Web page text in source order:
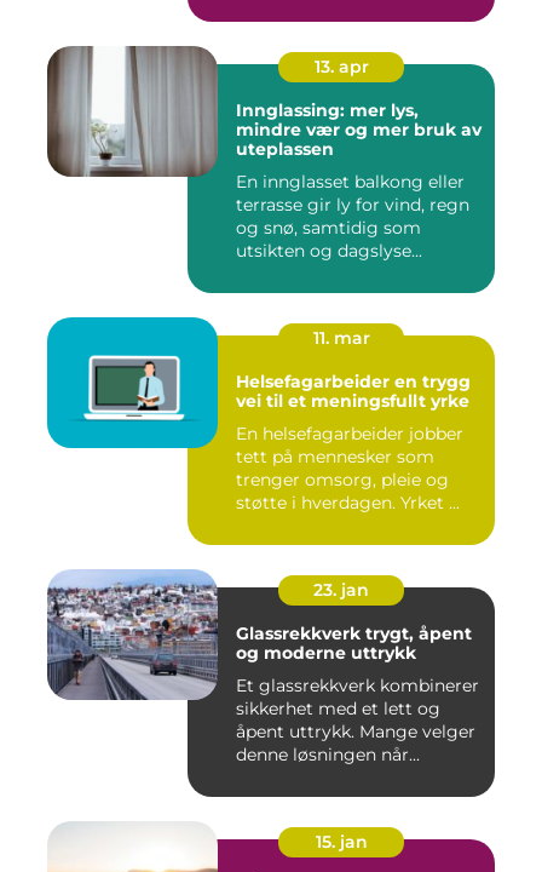
13. apr
Innglassing: mer lys,
mindre vær og mer bruk av
uteplassen
En innglasset balkong eller
terrasse gir ly for vind, regn
og snø, samtidig som
utsikten og dagslyse...
11. mar
Helsefagarbeider en trygg
vei til et meningsfullt yrke
En helsefagarbeider jobber
tett på mennesker som
trenger omsorg, pleie og
støtte i hverdagen. Yrket ...
23. jan
Glassrekkverk trygt, åpent
og moderne uttrykk
Et glassrekkverk kombinerer
sikkerhet med et lett og
åpent uttrykk. Mange velger
denne løsningen når...
15. jan